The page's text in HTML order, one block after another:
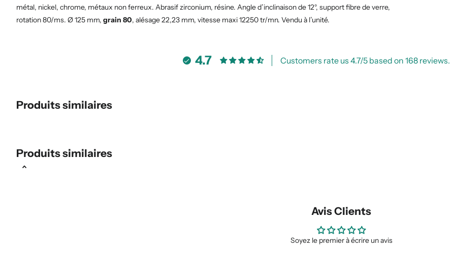
métal, nickel, chrome, métaux non ferreux. Abrasif zirconium, résine. Angle d’inclinaison de 12°, support fibre de verre,
rotation 80/ms. Ø 125 mm, grain 80, alésage 22,23 mm, vitesse maxi 12250 tr/mn. Vendu à l’unité.
4.7 Customers rate us 4.7/5 based on 168 reviews.
Produits similaires
Produits similaires
Avis Clients
Soyez le premier à écrire un avis